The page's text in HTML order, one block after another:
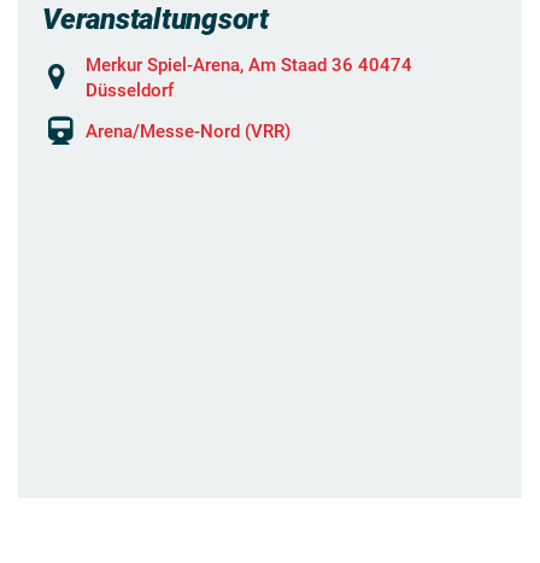
Veranstaltungsort
Merkur Spiel-Arena, Am Staad 36 40474
Düsseldorf
Arena/Messe-Nord (VRR)